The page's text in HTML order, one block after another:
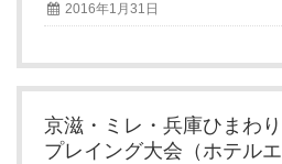
2016年1月31日
京滋・ミレ・兵庫ひまわ
プレイング大会（ホテル